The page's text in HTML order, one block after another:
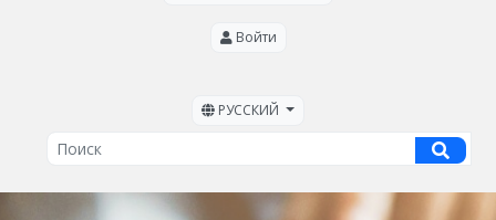
Войти
РУССКИЙ